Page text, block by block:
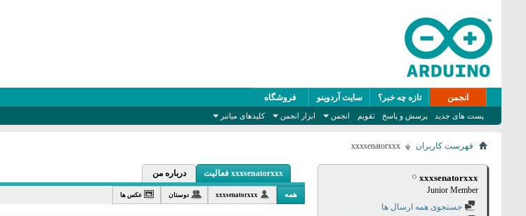
انجمن
پست های جدید پرسش و پاسخ تقویم انجمن ابزار انجمن کلیدهای میانبر
تازه چه خبر؟ سایت آردوینو فروشگاه
فهرست کاربران xxxsenatorxxx
xxxsenatorxxx
Junior Member
جستجوی همه ارسال ها
xxxsenatorxxx فعالیت درباره من
همه xxxsenatorxxx دوستان عکس ها